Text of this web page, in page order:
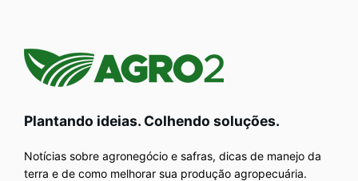
Plantando ideias. Colhendo soluções.
Notícias sobre agronegócio e safras, dicas de manejo da
terra e de como melhorar sua produção agropecuária.